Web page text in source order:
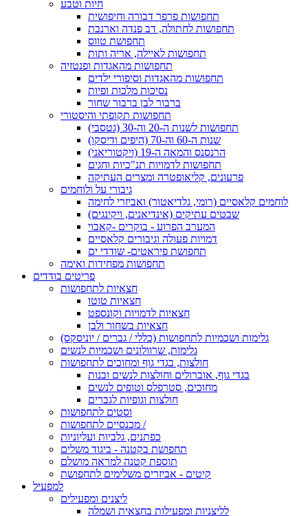
חיות וטבע
תחפושות פרפר דבורה וחיפושית
תחפושות לחתולה, דב פנדה וארנבת
תחפושת טווס
תחפושות לאיילה, אריה ותות
תחפושות מהאגדות ופנטזיה
תחפושות מהאגדות וסיפורי ילדים
נסיכות מלכות ופיות
ברבור לבן ברבור שחור
תחפושות תקופתי והיסטורי
תחפושות לשנות ה-20 וה-30 (גטסבי)
שנות ה-60 וה-70 (היפים ודיסקו)
הרנסנס והמאה ה-19 (ויקטוריאני)
תחפושות לדמויות תנ"כיות וחגים
פרעונים, קליאופטרה ומצרים העתיקה
גיבורי על ולוחמים
לוחמים קלאסיים (רומי, גלדיאטור) ואביזרי לחימה
שבטים עתיקים (אינדיאנים, ויקינגים)
המערב הפרוע - בוקרים -קאבוי
דמויות פעולה וגיבורים קלאסיים
תחפושת פיראטים- שודדי ים
תחפושות מפחידות ואימה
פריטים בודדים
חצאיות לתחפושות
חצאיות טוטו
חצאיות לדמויות וקונספט
חצאיות בשחור ולבן
גלימות ושכמיות לתחפושות (כללי / גברים / יוניסקס)
גלימות, שרוולונים ושכמיות לנשים
חולצות, בגדי גוף ומחוכים לתחפושות
בגדי גוף, אוברולים וחולצות לנשים ובנות
מחוכים, סטרפלס וטופים לנשים
חולצות וגופיות לגברים
וסטים לתחפושות
מכנסיים לתחפושות /
כפתנים, גלביות ועליוניות
תחפושת בקטנה - ביגוד משלים
תוספת קטנה למראה מושלם
קיטים - אביזרים משלימים לתחפושת
למפעיל
ליצנים ומפעילים
לליצניות ומפעילות בחצאית ושמלה